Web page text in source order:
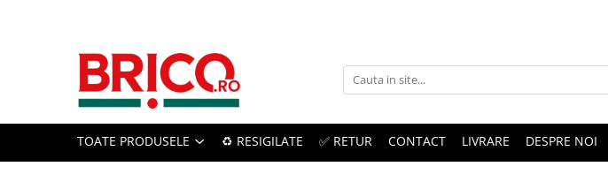
Toate Produsele
Baterii sanitare
TOATE PRODUSELE ♻️ RESIGILATE ✅ RETUR CONTACT LIVRARE DESPRE NOI